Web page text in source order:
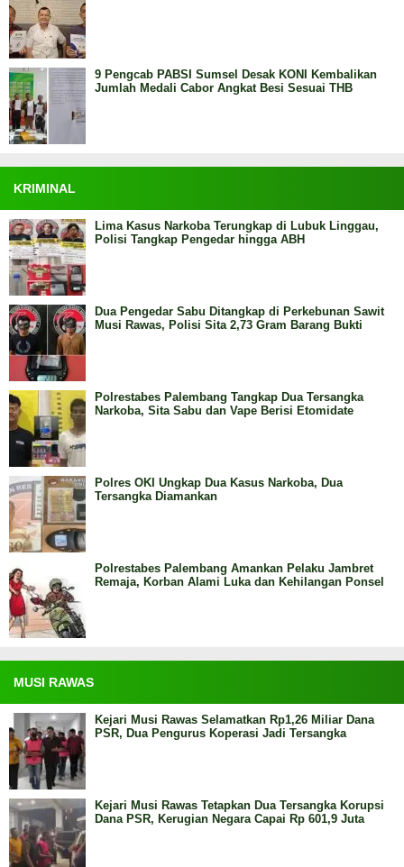
9 Pengcab PABSI Sumsel Desak KONI Kembalikan
Jumlah Medali Cabor Angkat Besi Sesuai THB
KRIMINAL
Lima Kasus Narkoba Terungkap di Lubuk Linggau,
Polisi Tangkap Pengedar hingga ABH
Dua Pengedar Sabu Ditangkap di Perkebunan Sawit
Musi Rawas, Polisi Sita 2,73 Gram Barang Bukti
Polrestabes Palembang Tangkap Dua Tersangka
Narkoba, Sita Sabu dan Vape Berisi Etomidate
Polres OKI Ungkap Dua Kasus Narkoba, Dua
Tersangka Diamankan
Polrestabes Palembang Amankan Pelaku Jambret
Remaja, Korban Alami Luka dan Kehilangan Ponsel
MUSI RAWAS
Kejari Musi Rawas Selamatkan Rp1,26 Miliar Dana
PSR, Dua Pengurus Koperasi Jadi Tersangka
Kejari Musi Rawas Tetapkan Dua Tersangka Korupsi
Dana PSR, Kerugian Negara Capai Rp 601,9 Juta